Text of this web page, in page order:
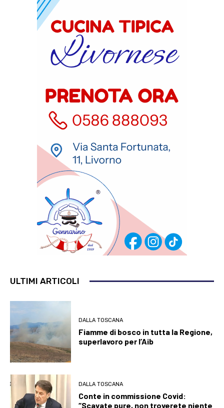
ULTIMI ARTICOLI
DALLA TOSCANA
Fiamme di bosco in tutta la Regione,
superlavoro per l’Aib
DALLA TOSCANA
Conte in commissione Covid:
“Scavate pure, non troverete niente